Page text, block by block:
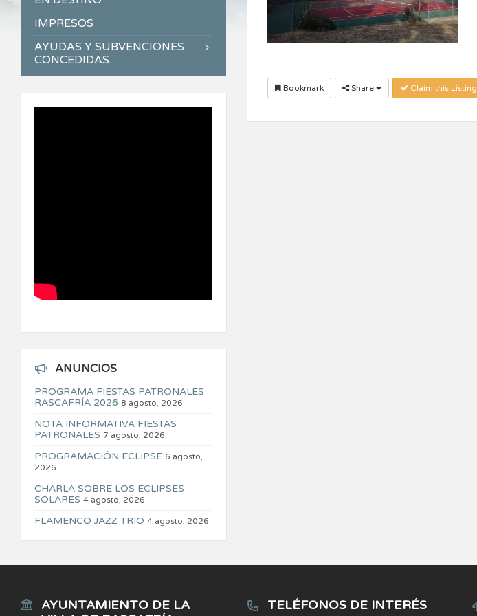
Bookmark Share Claim this Listing
IMPRESOS
AYUDAS Y SUBVENCIONES
CONCEDIDAS.
ANUNCIOS
PROGRAMA FIESTAS PATRONALES
RASCAFRÍA 2026 8 agosto, 2026
NOTA INFORMATIVA FIESTAS
PATRONALES 7 agosto, 2026
PROGRAMACIÓN ECLIPSE 6 agosto,
2026
CHARLA SOBRE LOS ECLIPSES
SOLARES 4 agosto, 2026
FLAMENCO JAZZ TRIO 4 agosto, 2026
AYUNTAMIENTO DE LA
TELÉFONOS DE INTERÉS